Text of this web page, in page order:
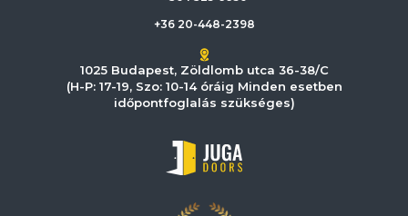
+36 20-448-2398
1025 Budapest, Zöldlomb utca 36-38/C
(H-P: 17-19, Szo: 10-14 óráig Minden esetben
időpontfoglalás szükséges)